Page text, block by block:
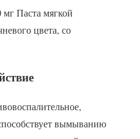
Паста мягкой
цвета, со
вымыванию